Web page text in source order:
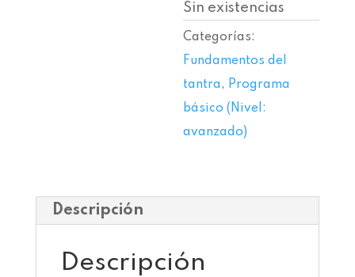
Sin existencias
Categorías:
Fundamentos del
tantra, Programa
básico (Nivel:
avanzado)
Descripción
Descripción